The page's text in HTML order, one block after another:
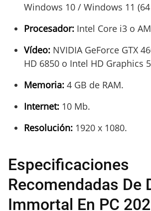
Windows 10 / Windows 11
Procesador: Intel Core i3 o
Vídeo: NVIDIA GeForce GTX
HD 6850 o Intel HD Graphics
Memoria: 4 GB de RAM.
Internet: 10 Mb.
Resolución: 1920 x 1080.
Especificaciones
Recomendadas De
Immortal En PC